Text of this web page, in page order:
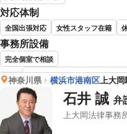
対応体制
全国出張対応 女性スタッフ在籍
事務所設備
完全個室で相談
松岡 宏祐
神奈川県 横浜市港南区上大岡
石井 誠 弁
上大岡法律事務